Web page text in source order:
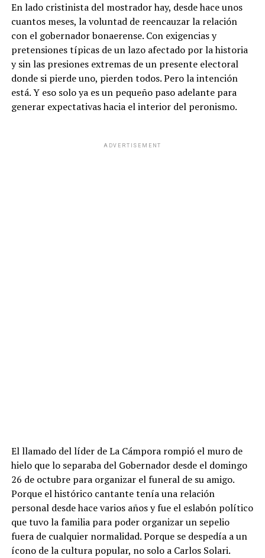
En lado cristinista del mostrador hay, desde hace unos
cuantos meses, la voluntad de reencauzar la relación
con el gobernador bonaerense. Con exigencias y
pretensiones típicas de un lazo afectado por la historia
y sin las presiones extremas de un presente electoral
donde si pierde uno, pierden todos. Pero la intención
está. Y eso solo ya es un pequeño paso adelante para
generar expectativas hacia el interior del peronismo.
ADVERTISEMENT
El llamado del líder de La Cámpora rompió el muro de
hielo que lo separaba del Gobernador desde el domingo
26 de octubre para organizar el funeral de su amigo.
Porque el histórico cantante tenía una relación
personal desde hace varios años y fue el eslabón político
que tuvo la familia para poder organizar un sepelio
fuera de cualquier normalidad. Porque se despedía a un
ícono de la cultura popular, no solo a Carlos Solari.